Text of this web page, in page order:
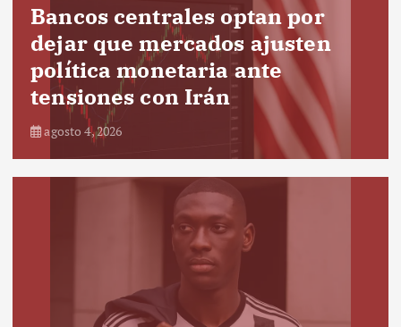
Bancos centrales optan por
dejar que mercados ajusten
política monetaria ante
tensiones con Irán
agosto 4, 2026